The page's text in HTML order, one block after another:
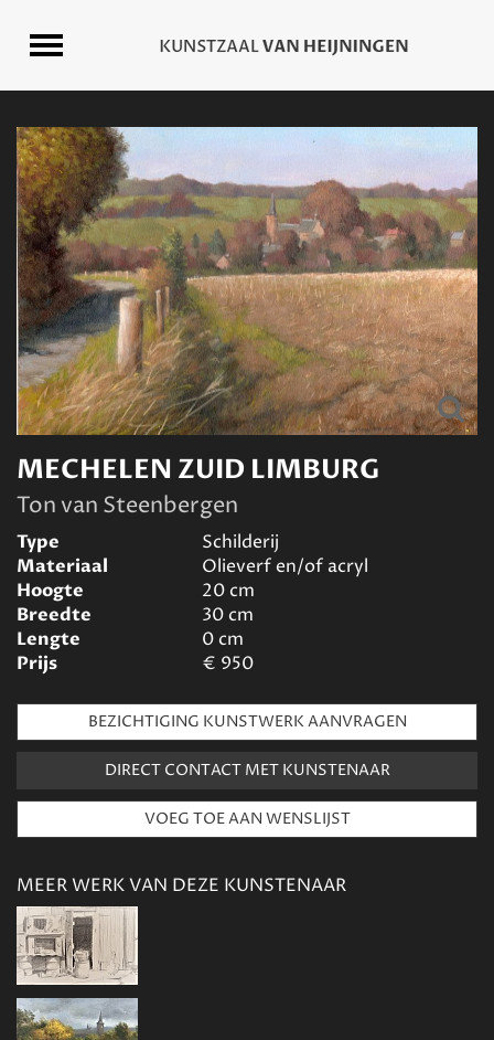
MECHELEN ZUID LIMBURG
Ton van Steenbergen
Type
Schilderij
Materiaal
Olieverf en/of acryl
Hoogte
20cm
Breedte
30cm
Lengte
0cm
Prijs
€ 950
BEZICHTIGING KUNSTWERK AANVRAGEN
DIRECT CONTACT MET KUNSTENAAR
MEER WERK VAN DEZE KUNSTENAAR